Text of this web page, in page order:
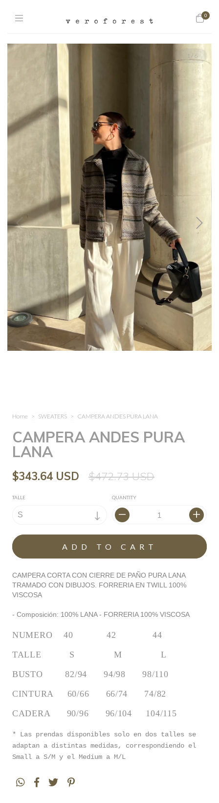
0
1 / 6
Home > SWEATERS > CAMPERA ANDES PURA LANA
CAMPERA ANDES PURA
LANA
$343.64 USD $472.73 USD
TALLE QUANTITY
CAMPERA CORTA CON CIERRE DE PAÑO PURA LANA
TRAMADO CON DIBUJOS. FORRERIA EN TWILL 100%
VISCOSA
- Composición: 100% LANA - FORRERIA 100% VISCOSA
NUMERO    40            42             44
TALLE          S              M              L
BUSTO        82/94      94/98      98/110
CINTURA     60/66      66/74      74/82
CADERA      90/96      96/104     104/115
* Las prendas disponibles solo en dos talles se
adaptan a distintas medidas, correspondiendo el
Small a S/M y el Medium a M/L